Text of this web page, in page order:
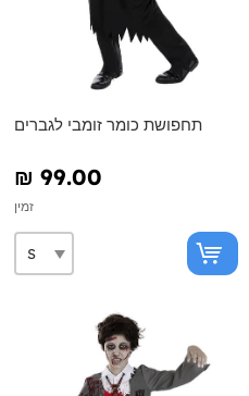
תחפושת כומר זומבי לגברים
₪‎ 99.00
זמין